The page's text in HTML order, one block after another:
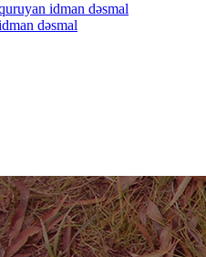
idman dəsmal
dəsmal